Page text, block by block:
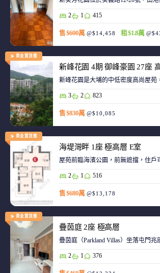
2 1 415
售 $600萬 @$14,458 租 $1.8萬
黃金置頂盤
新峰花園 4期 御峰豪園 27座
新峰花園是大埔的中低密度高尚屋
3 2 823
售 $830萬 @$10,085
黃金置頂盤
海堤灣畔 1座 極高層 E室
屋苑前臨海濱公園，前無遮擋，住戶
2 1 516
售 $680萬 @$13,178
黃金置頂盤
疊茵庭 2座 極高層
疊茵庭（Parkland Villas）坐落屯門
2 1 376